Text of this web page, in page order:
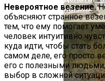
Жизнь
Невероятное везение.
объясняют странное
тем, что ему помогает
человек интуитивно
куда идти, чтобы стать
самом деле, его просто
его с полезными
выбор в сложной